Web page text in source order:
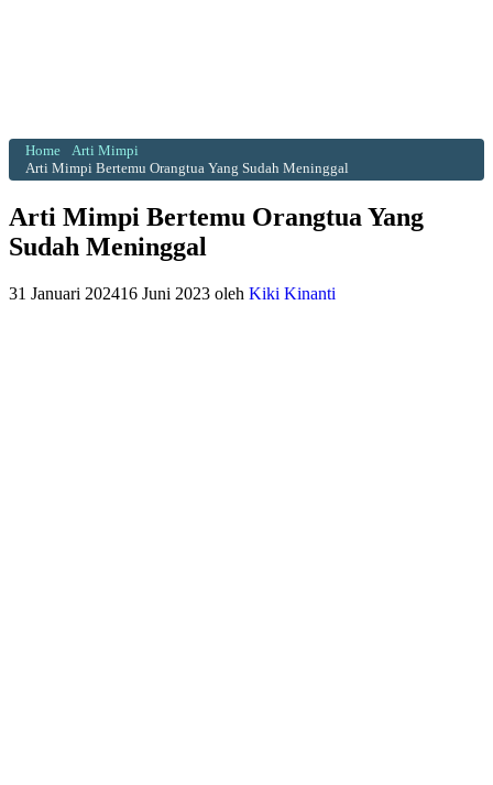
Home
Arti Mimpi
Arti Mimpi Bertemu Orangtua Yang Sudah Meninggal
Arti Mimpi Bertemu Orangtua Yang
Sudah Meninggal
31 Januari 202416 Juni 2023 oleh Kiki Kinanti